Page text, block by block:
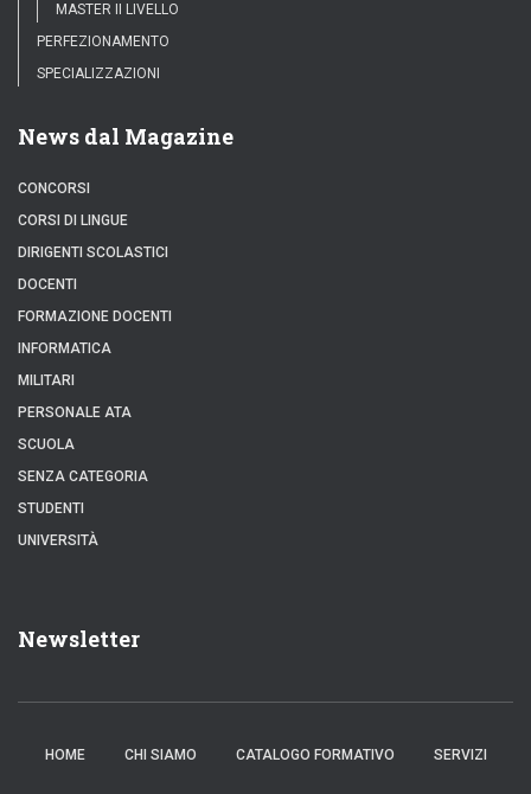
MASTER II LIVELLO
PERFEZIONAMENTO
SPECIALIZZAZIONI
News dal Magazine
CONCORSI
CORSI DI LINGUE
DIRIGENTI SCOLASTICI
DOCENTI
FORMAZIONE DOCENTI
INFORMATICA
MILITARI
PERSONALE ATA
SCUOLA
SENZA CATEGORIA
STUDENTI
UNIVERSITÀ
Newsletter
HOME CHI SIAMO CATALOGO FORMATIVO SERVIZI